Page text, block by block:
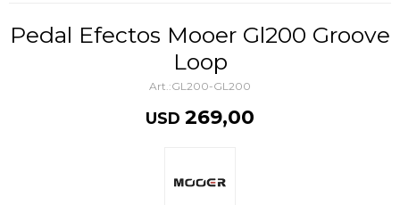
Pedal Efectos Mooer Gl200 Groove
Loop
GL200-GL200
USD 269,00